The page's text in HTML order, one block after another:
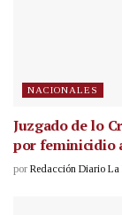
NACIONALES
Juzgado de lo
por feminicidio
por Redacción Diario La